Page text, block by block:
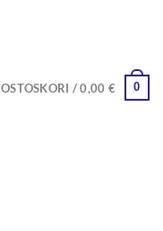
OSTOSKORI /0,00 € 0